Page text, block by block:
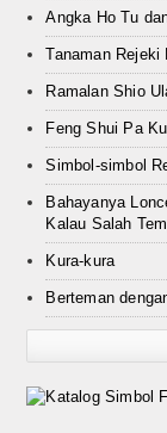
Angka Ho Tu
Tanaman
Ramalan Shio
Feng Shui Pa
Simbol-simbol
Bahayanya
Kalau Salah
Kura-kura
Berteman